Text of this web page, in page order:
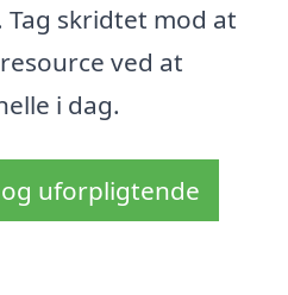
skridtet mod at
ved at
i dag.
uforpligtende